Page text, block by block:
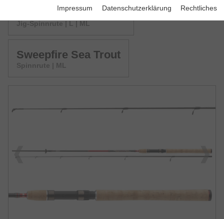
Sweepfire Jiggerspin
Jig-Spinnrute | L | ML
Sweepfire Sea Trout
Spinnrute | ML
Impressum Datenschutzerklärung Rechtliches